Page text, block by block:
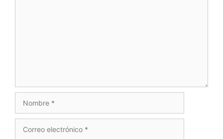
electrónico